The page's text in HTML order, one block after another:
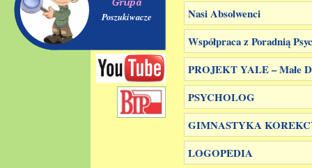
Poszukiwacze
Nasi Absolwenci
Współpraca z Poradnią
PROJEKT YALE – Małe
PSYCHOLOG
GIMNASTYKA
LOGOPEDIA